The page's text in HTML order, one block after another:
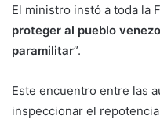
El ministro instó a toda la
proteger al pueblo
paramilitar”.
Este encuentro entre las
inspeccionar el